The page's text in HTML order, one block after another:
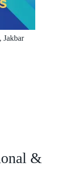
Jakbar
&